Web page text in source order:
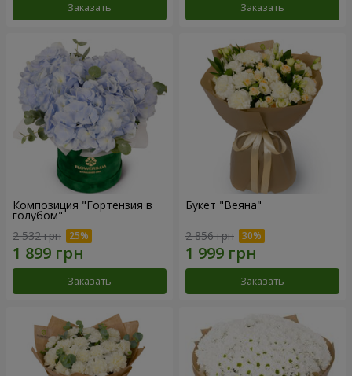
Заказать Заказать
Композиция "Гортензия в
голубом"
2 532 грн
Заказать
Букет "Веяна"
2 856 грн
Заказать